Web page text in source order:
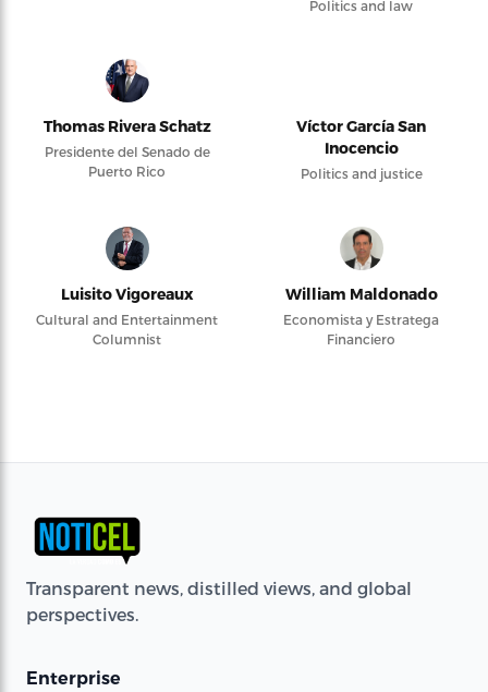
Politics and law
Thomas Rivera Schatz
Presidente del Senado de
Puerto Rico
Víctor García San
Inocencio
Politics and justice
Luisito Vigoreaux
Cultural and Entertainment
Columnist
William Maldonado
Economista y Estratega
Financiero
Transparent news, distilled views, and global
perspectives.
Enterprise